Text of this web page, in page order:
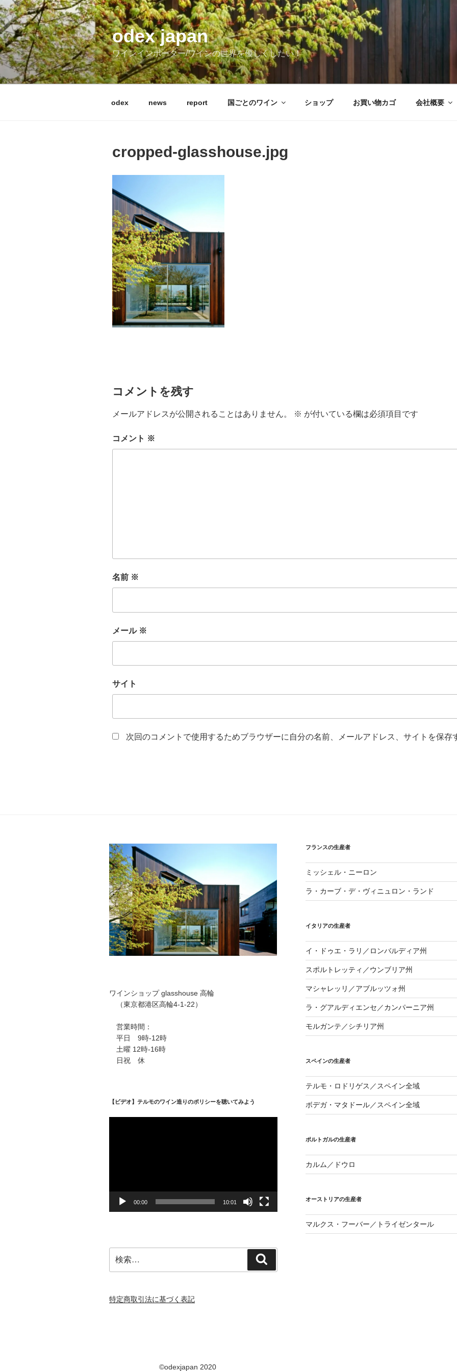
コ
ン
テ
ン
ツ
へ
ス
odex japan
ワインインポーター/ワインの世界を優しくしたい！
odex news report 国ごとのワイン ショップ お買い物カゴ 会社概要
cropped-glasshouse.jpg
コメントを残す
メールアドレスが公開されることはありません。 ※ が付いている欄は必須項目です
コメント ※
名前 ※
メール ※
サイト
次回のコメントで使用するためブラウザーに自分の名前、メールアドレス、サイトを保存
ワインショップ glasshouse 高輪
（東京都港区高輪4-1-22）
営業時間：
平日 9時-12時
土曜 12時-16時
日祝 休
【ビデオ】テルモのワイン造りのポリシーを聴いてみよう
ー
00:00 10:01
索:
索
特定商取引法に基づく表記
フランスの生産者
ミッシェル・ニーロン
ラ・カーブ・デ・ヴィニュロン・ランド
イタリアの生産者
イ・ドゥエ・ラリ／ロンバルディア州
スポルトレッティ／ウンブリア州
マシャレッリ／アブルッツォ州
ラ・グアルディエンセ／カンパーニア州
モルガンテ／シチリア州
スペインの生産者
テルモ・ロドリゲス／スペイン全域
ボデガ・マタドール／スペイン全域
ポルトガルの生産者
カルム／ドウロ
オーストリアの生産者
マルクス・フーバー／トライゼンタール
©odexjapan 2020